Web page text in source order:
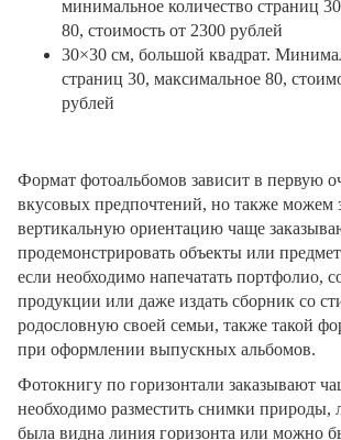
минимальное количество страниц
80, стоимость от 2300 рублей
30×30 см, большой квадрат.
страниц 30, максимальное 80,
рублей
Формат фотоальбомов зависит в первую
вкусовых предпочтений, но также можем
вертикальную ориентацию чаще
продемонстрировать объекты или
если необходимо напечатать портфолио,
продукции или даже издать сборник со
родословную своей семьи, также такой
при оформлении выпускных альбомов.
Фотокнигу по горизонтали заказывают
необходимо разместить снимки природы,
была видна линия горизонта или можно